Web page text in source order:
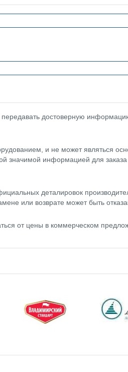
достоверную
и не может являться
значимой информацией для
деталировок
или возврате может быть
от цены в коммерческом